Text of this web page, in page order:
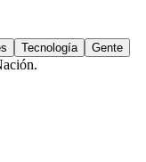
Tecnología Gente
.